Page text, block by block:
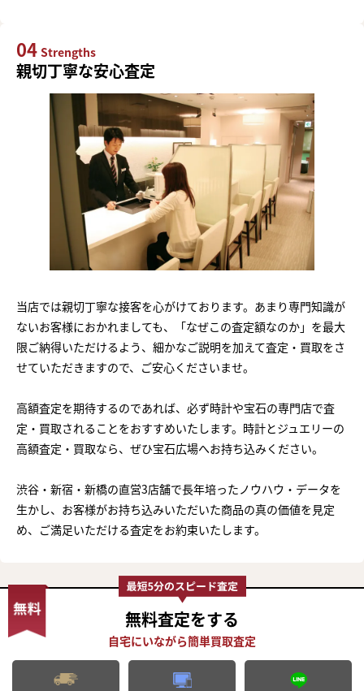
04 Strengths
親切丁寧な安心査定
当店では親切丁寧な接客を心がけております。あまり専門知識が
ないお客様におかれましても、「なぜこの査定額なのか」を最大
限ご納得いただけるよう、細かなご説明を加えて査定・買取をさ
せていただきますので、ご安心くださいませ。
高額査定を期待するのであれば、必ず時計や宝石の専門店で査
定・買取されることをおすすめいたします。時計とジュエリーの
高額査定・買取なら、ぜひ宝石広場へお持ち込みください。
渋谷・新宿・新橋の直営3店舗で長年培ったノウハウ・データを
生かし、お客様がお持ち込みいただいた商品の真の価値を見定
め、ご満足いただける査定をお約束いたします。
無料査定をする